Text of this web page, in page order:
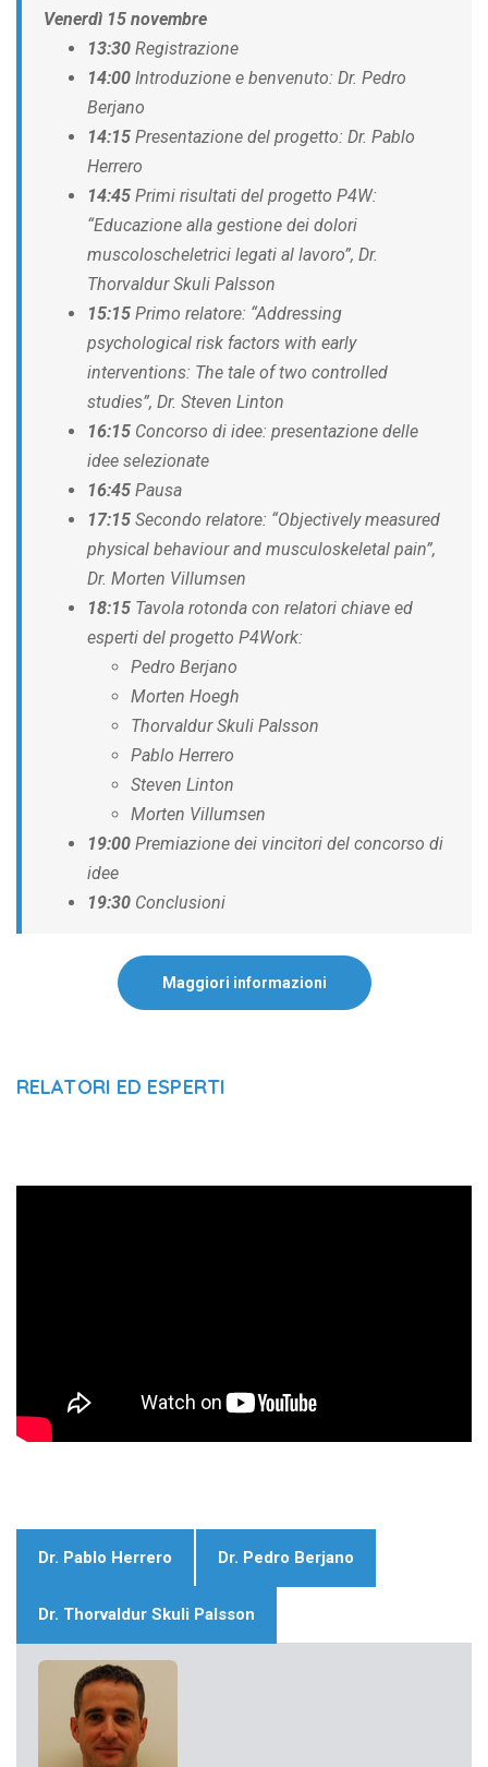
Venerdì 15 novembre
13:30 Registrazione
14:00 Introduzione e benvenuto: Dr. Pedro
Berjano
14:15 Presentazione del progetto: Dr. Pablo
Herrero
14:45 Primi risultati del progetto P4W:
“Educazione alla gestione dei dolori
muscoloscheletrici legati al lavoro”, Dr.
Thorvaldur Skuli Palsson
15:15 Primo relatore: “Addressing
psychological risk factors with early
interventions: The tale of two controlled
studies”, Dr. Steven Linton
16:15 Concorso di idee: presentazione delle
idee selezionate
16:45 Pausa
17:15 Secondo relatore: “Objectively measured
physical behaviour and musculoskeletal pain”,
Dr. Morten Villumsen
18:15 Tavola rotonda con relatori chiave ed
esperti del progetto P4Work:
Pedro Berjano
Morten Hoegh
Thorvaldur Skuli Palsson
Pablo Herrero
Steven Linton
Morten Villumsen
19:00 Premiazione dei vincitori del concorso di
idee
19:30 Conclusioni
Maggiori informazioni
RELATORI ED ESPERTI
Dr. Pablo Herrero Dr. Pedro Berjano
Dr. Thorvaldur Skuli Palsson